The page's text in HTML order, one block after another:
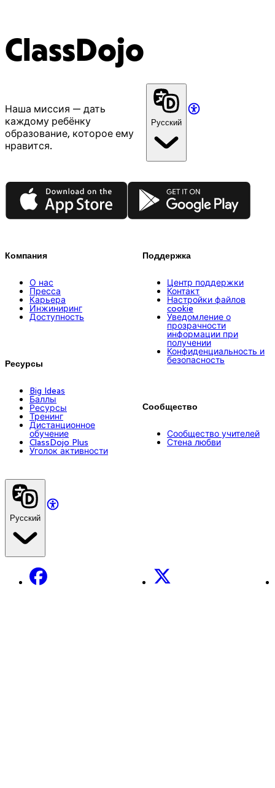
ClassDojo
Наша миссия — дать
каждому ребёнку
образование, которое ему
нравится.
Русский
App Store Google Play
Компания
О нас
Пресса
Карьера
Инжиниринг
Доступность
Ресурсы
Big Ideas
Баллы
Ресурсы
Тренинг
Дистанционное
обучение
ClassDojo Plus
Уголок активности
Поддержка
Центр поддержки
Контакт
Настройки файлов
cookie
Уведомление о
прозрачности
информации при
получении
Конфиденциальность и
безопасность
Сообщество
Сообщество учителей
Стена любви
Русский
Facebook X